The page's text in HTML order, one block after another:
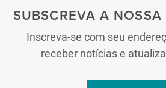
SUBSCREVA A NOSSA
Inscreva-se com seu
receber notícias e